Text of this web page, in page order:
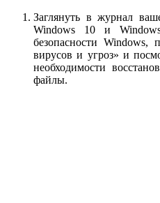
Заглянуть в журнал
Windows 10 и
безопасности Windows,
вирусов и угроз» и
необходимости
файлы.